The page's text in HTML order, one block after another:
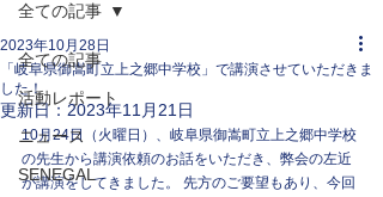
全ての記事
活動レポート
ニュース
SENEGAL
全ての記事
「岐阜県御嵩町立上之郷中学校」で講演させていただきま
した！
2023年10月28日
更新日： 2023年11月21日
10月24日（火曜日）、岐阜県御嵩町立上之郷中学校
の先生から講演依頼のお話をいただき、弊会の左近
が講演をしてきました。 先方のご要望もあり、今回